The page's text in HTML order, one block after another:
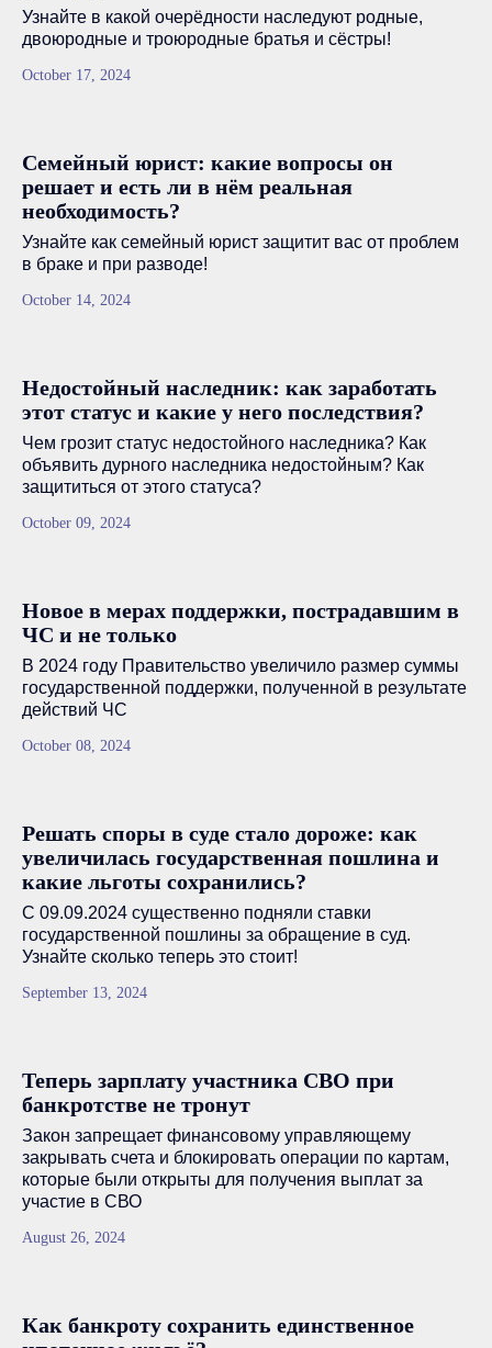
Узнайте в какой очерёдности наследуют родные,
двоюродные и троюродные братья и сёстры!
October 17, 2024
Семейный юрист: какие вопросы он
решает и есть ли в нём реальная
необходимость?
Узнайте как семейный юрист защитит вас от проблем
в браке и при разводе!
October 14, 2024
Недостойный наследник: как заработать
этот статус и какие у него последствия?
Чем грозит статус недостойного наследника? Как
объявить дурного наследника недостойным? Как
защититься от этого статуса?
October 09, 2024
Новое в мерах поддержки, пострадавшим в
ЧС и не только
В 2024 году Правительство увеличило размер суммы
государственной поддержки, полученной в результате
действий ЧС
October 08, 2024
Решать споры в суде стало дороже: как
увеличилась государственная пошлина и
какие льготы сохранились?
С 09.09.2024 существенно подняли ставки
государственной пошлины за обращение в суд.
Узнайте сколько теперь это стоит!
September 13, 2024
Теперь зарплату участника СВО при
банкротстве не тронут
Закон запрещает финансовому управляющему
закрывать счета и блокировать операции по картам,
которые были открыты для получения выплат за
участие в СВО
August 26, 2024
Как банкроту сохранить единственное